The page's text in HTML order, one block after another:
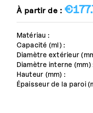
Matériau :
Capacité (ml) :
Diamètre extérieur
Diamètre interne (mm)
Hauteur (mm) :
Épaisseur de la paroi
À partir de : €